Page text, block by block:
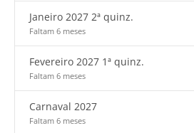
Janeiro 2027 2ª quinz.
Faltam 6 meses
Fevereiro 2027 1ª quinz.
Faltam 6 meses
Carnaval 2027
Faltam 6 meses